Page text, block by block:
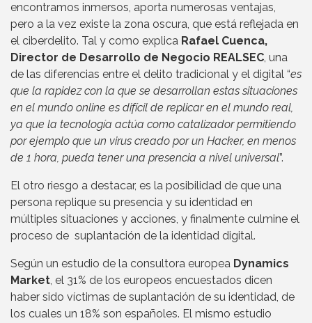
encontramos inmersos, aporta numerosas ventajas,
pero a la vez existe la zona oscura, que está reflejada en
el ciberdelito. Tal y como explica Rafael Cuenca,
Director de Desarrollo de Negocio REALSEC, una
de las diferencias entre el delito tradicional y el digital “es
que la rapidez con la que se desarrollan estas situaciones
en el mundo online es difícil de replicar en el mundo real,
ya que la tecnología actúa como catalizador permitiendo
por ejemplo que un virus creado por un Hacker, en menos
de 1 hora, pueda tener una presencia a nivel universal”.
El otro riesgo a destacar, es la posibilidad de que una
persona replique su presencia y su identidad en
múltiples situaciones y acciones, y finalmente culmine el
proceso de suplantación de la identidad digital.
Según un estudio de la consultora europea Dynamics
Market, el 31% de los europeos encuestados dicen
haber sido víctimas de suplantación de su identidad, de
los cuales un 18% son españoles. El mismo estudio